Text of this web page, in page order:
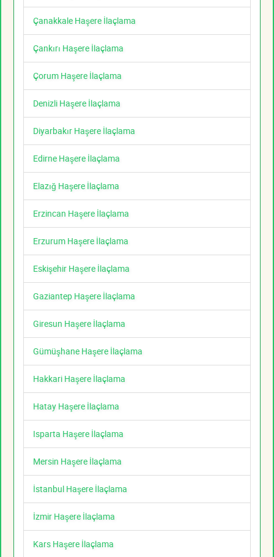
Çanakkale Haşere İlaçlama
Çankırı Haşere İlaçlama
Çorum Haşere İlaçlama
Denizli Haşere İlaçlama
Diyarbakır Haşere İlaçlama
Edirne Haşere İlaçlama
Elazığ Haşere İlaçlama
Erzincan Haşere İlaçlama
Erzurum Haşere İlaçlama
Eskişehir Haşere İlaçlama
Gaziantep Haşere İlaçlama
Giresun Haşere İlaçlama
Gümüşhane Haşere İlaçlama
Hakkari Haşere İlaçlama
Hatay Haşere İlaçlama
Isparta Haşere İlaçlama
Mersin Haşere İlaçlama
İstanbul Haşere İlaçlama
İzmir Haşere İlaçlama
Kars Haşere İlaçlama